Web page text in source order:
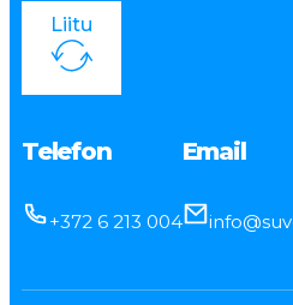
Liitu
Telefon
+372 6 213 004
Email